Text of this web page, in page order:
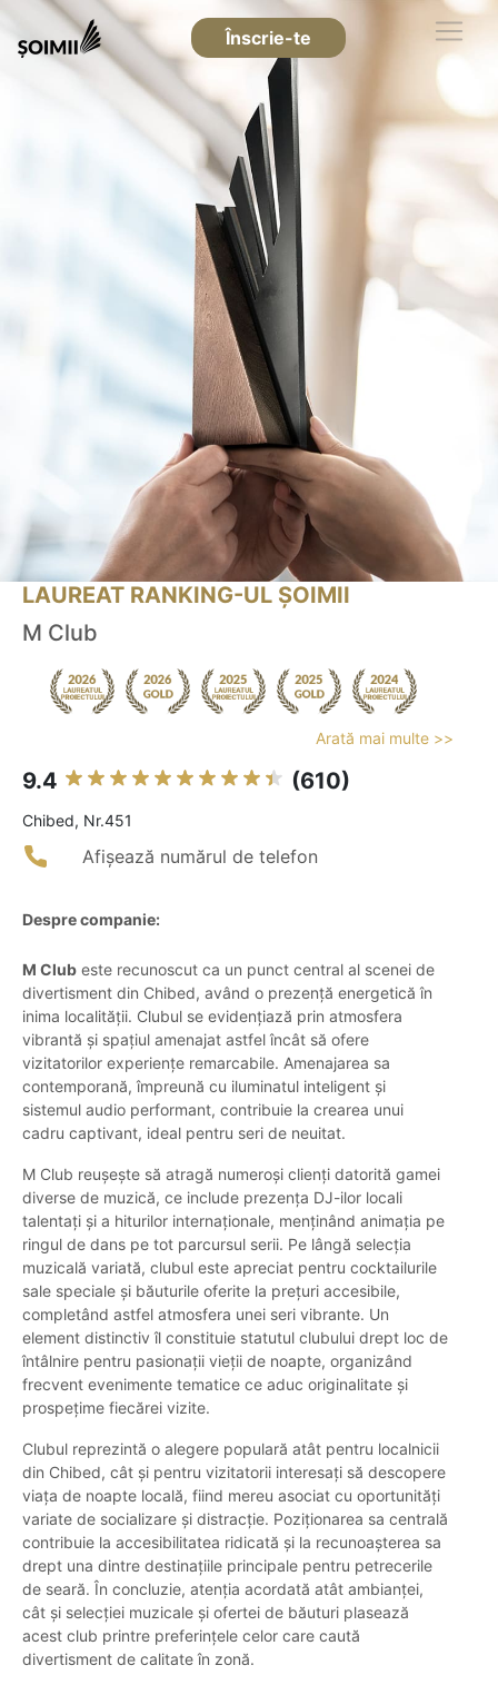
Înscrie-te
LAUREAT RANKING-UL ȘOIMII
M Club
Arată mai multe >>
9.4 (610)
Chibed, Nr.451
Afișează numărul de telefon
Despre companie:
M Club este recunoscut ca un punct central al scenei de
divertisment din Chibed, având o prezență energetică în
inima localității. Clubul se evidențiază prin atmosfera
vibrantă și spațiul amenajat astfel încât să ofere
vizitatorilor experiențe remarcabile. Amenajarea sa
contemporană, împreună cu iluminatul inteligent și
sistemul audio performant, contribuie la crearea unui
cadru captivant, ideal pentru seri de neuitat.
M Club reușește să atragă numeroși clienți datorită gamei
diverse de muzică, ce include prezența DJ-ilor locali
talentați și a hiturilor internaționale, menținând animația pe
ringul de dans pe tot parcursul serii. Pe lângă selecția
muzicală variată, clubul este apreciat pentru cocktailurile
sale speciale și băuturile oferite la prețuri accesibile,
completând astfel atmosfera unei seri vibrante. Un
element distinctiv îl constituie statutul clubului drept loc de
întâlnire pentru pasionații vieții de noapte, organizând
frecvent evenimente tematice ce aduc originalitate și
prospețime fiecărei vizite.
Clubul reprezintă o alegere populară atât pentru localnicii
din Chibed, cât și pentru vizitatorii interesați să descopere
viața de noapte locală, fiind mereu asociat cu oportunități
variate de socializare și distracție. Poziționarea sa centrală
contribuie la accesibilitatea ridicată și la recunoașterea sa
drept una dintre destinațiile principale pentru petrecerile
de seară. În concluzie, atenția acordată atât ambianței,
cât și selecției muzicale și ofertei de băuturi plasează
acest club printre preferințele celor care caută
divertisment de calitate în zonă.